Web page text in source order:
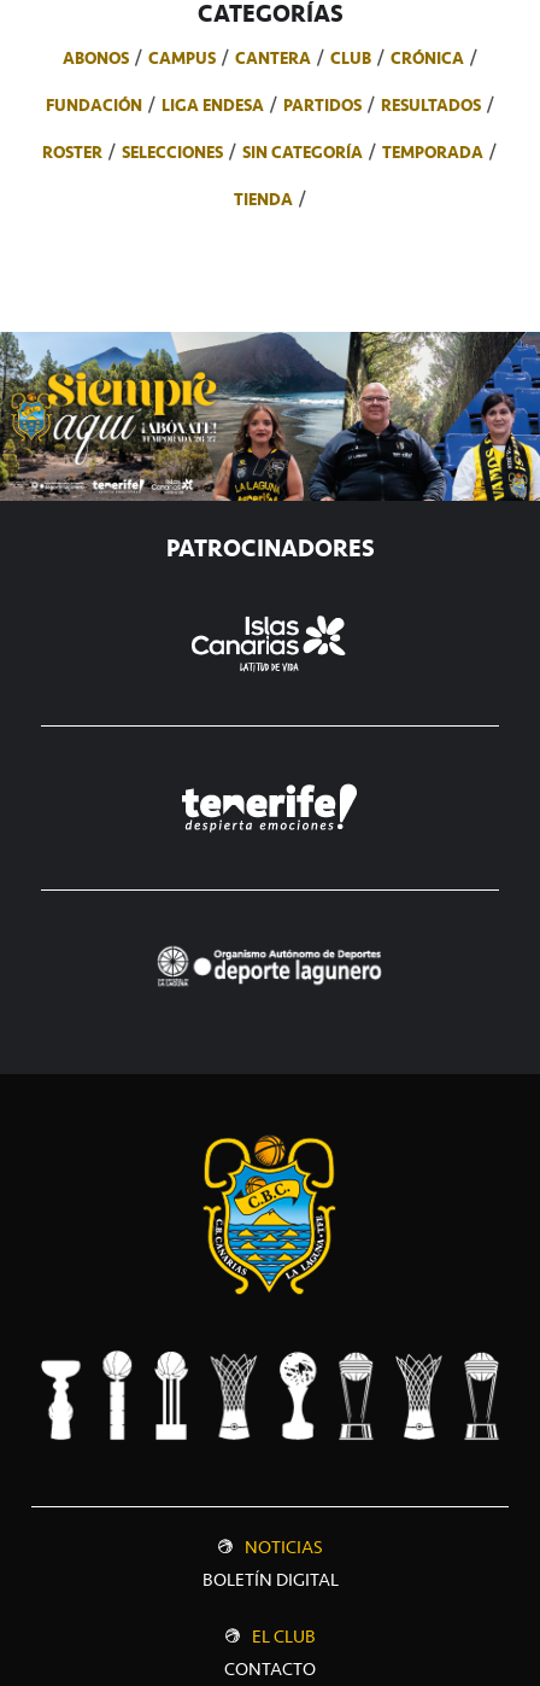
CATEGORÍAS
ABONOS CAMPUS CANTERA CLUB
CRÓNICA
FUNDACIÓN
LIGA ENDESA PARTIDOS
RESULTADOS
ROSTER
SELECCIONES SIN CATEGORÍA
TEMPORADA
TIENDA
PATROCINADORES
NOTICIAS
BOLETÍN DIGITAL
EL CLUB
CONTACTO